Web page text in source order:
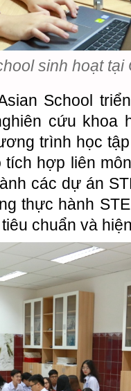
sinh hoạt
School
cứu khoa
trình học
hợp liên
các dự án
thực hành
chuẩn và